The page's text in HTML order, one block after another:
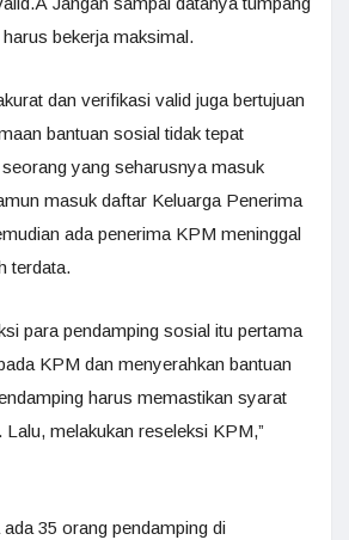
bekerja maksimal.
dan verifikasi valid juga bertujuan
bantuan sosial tidak tepat
yang seharusnya masuk
masuk daftar Keluarga Penerima
ada penerima KPM meninggal
terdata.
para pendamping sosial itu pertama
KPM dan menyerahkan bantuan
harus memastikan syarat
melakukan reseleksi KPM,”
35 orang pendamping di